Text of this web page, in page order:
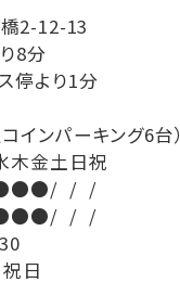
2-12-13
8分
停より1分
インパーキング6台）
木金土 日祝
●●/ / /
●●/ / /
日